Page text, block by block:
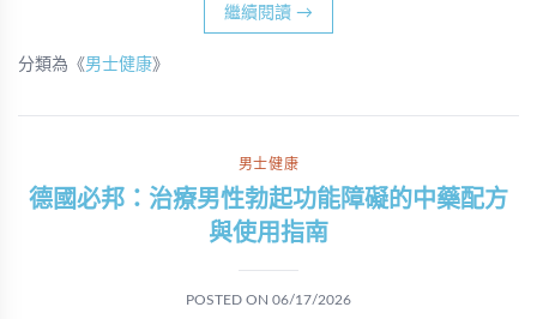
繼續閱讀 →
分類為《男士健康》
男士健康
德國必邦：治療男性勃起功能障礙的中藥配方
與使用指南
POSTED ON 06/17/2026